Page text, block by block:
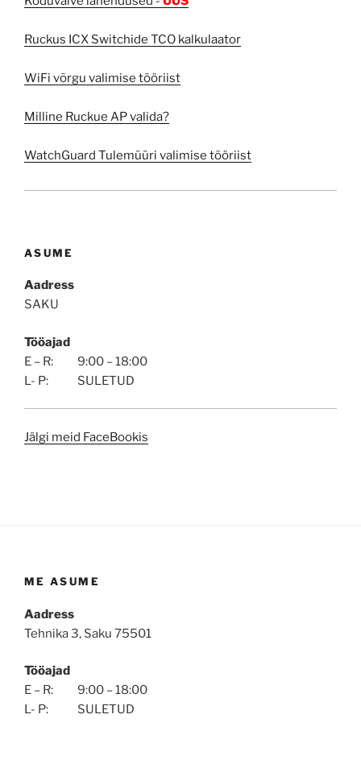
Ruckus ICX Switchide TCO kalkulaator
WiFi võrgu valimise tööriist
Milline Ruckue AP valida?
WatchGuard Tulemüüri valimise tööriist
ASUME
Aadress
SAKU
Tööajad
E – R: 9:00 – 18:00
L- P: SULETUD
Jälgi meid FaceBookis
ME ASUME
Aadress
Tehnika 3, Saku 75501
Tööajad
E – R: 9:00 – 18:00
L- P: SULETUD